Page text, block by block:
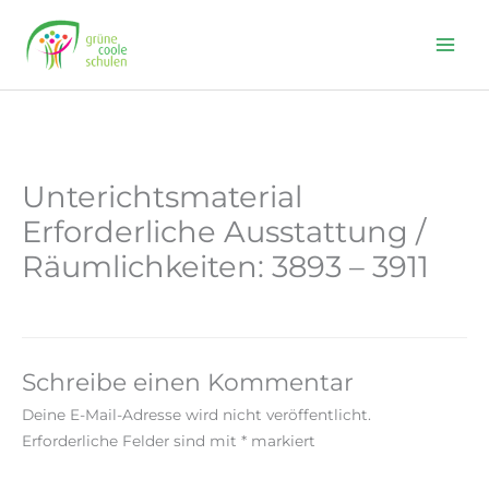
content
Unterichtsmaterial
Erforderliche Ausstattung /
Räumlichkeiten: 3893 – 3911
Schreibe einen Kommentar
Deine E-Mail-Adresse wird nicht veröffentlicht.
Erforderliche Felder sind mit * markiert